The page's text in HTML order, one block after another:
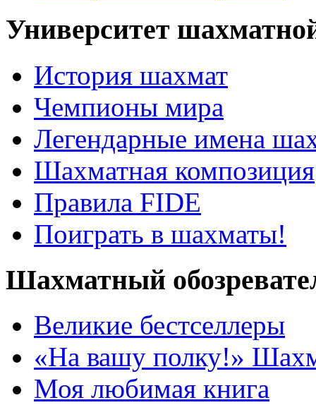
Университет
История шахмат
Чемпионы мира
Легендарные имена
Шахматная композиция
Правила FIDE
Поиграть в шахматы!
Шахматный
Великие бестселлеры
«На вашу полку!»
Моя любимая книга